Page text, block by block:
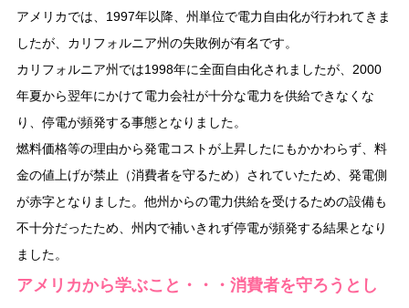
アメリカでは、1997年以降、州単位で電力自由化が行われてきま
したが、カリフォルニア州の失敗例が有名です。
カリフォルニア州では1998年に全面自由化されましたが、2000
年夏から翌年にかけて電力会社が十分な電力を供給できなくな
り、停電が頻発する事態となりました。
燃料価格等の理由から発電コストが上昇したにもかかわらず、料
金の値上げが禁止（消費者を守るため）されていたため、発電側
が赤字となりました。他州からの電力供給を受けるための設備も
不十分だったため、州内で補いきれず停電が頻発する結果となり
ました。
アメリカから学ぶこと・・・消費者を守ろうとし